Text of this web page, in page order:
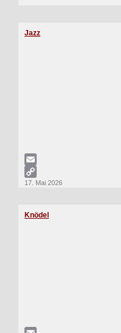
Jazz
WhatsApp
Email
Copy
17. Mai 2026
Knödel